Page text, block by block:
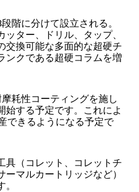
階に分けて設立される。
ター、ドリル、タップ、
交換可能な多面的な超硬チ
ンクである超硬コラムを増
耗性コーティングを施し
始する予定です。これによ
できるようになる予定で
具（コレット、コレットチ
マルカートリッジなど）